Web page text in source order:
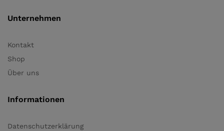
Unternehmen
Kontakt
Shop
Über uns
Informationen
Datenschutzerklärung